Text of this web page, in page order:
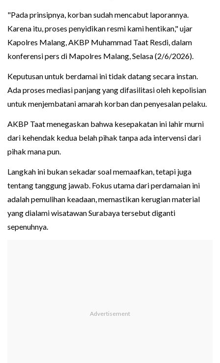
"Pada prinsipnya, korban sudah mencabut laporannya.
Karena itu, proses penyidikan resmi kami hentikan," ujar
Kapolres Malang, AKBP Muhammad Taat Resdi, dalam
konferensi pers di Mapolres Malang, Selasa (2/6/2026).
Keputusan untuk berdamai ini tidak datang secara instan.
Ada proses mediasi panjang yang difasilitasi oleh kepolisian
untuk menjembatani amarah korban dan penyesalan pelaku.
AKBP Taat menegaskan bahwa kesepakatan ini lahir murni
dari kehendak kedua belah pihak tanpa ada intervensi dari
pihak mana pun.
Langkah ini bukan sekadar soal memaafkan, tetapi juga
tentang tanggung jawab. Fokus utama dari perdamaian ini
adalah pemulihan keadaan, memastikan kerugian material
yang dialami wisatawan Surabaya tersebut diganti
sepenuhnya.